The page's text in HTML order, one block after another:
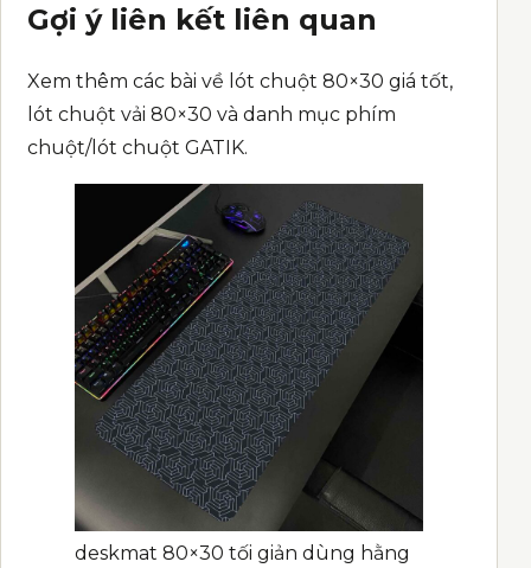
Gợi ý liên kết liên quan
Xem thêm các bài về lót chuột 80×30 giá tốt,
lót chuột vải 80×30 và danh mục phím
chuột/lót chuột GATIK.
deskmat 80×30 tối giản dùng hằng